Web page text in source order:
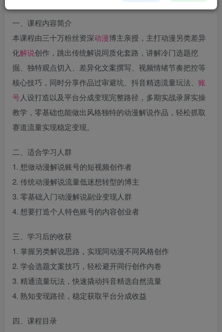
一、课程内容简介
本课程由三十万粉丝资深动漫博主亲授，主打动漫另类差异
化解说创作，跳出传统解说同质化套路，讲解冷门选题挖
掘、独特观点切入、差异化文案撰写、视频情绪节奏把控等
核心技巧，同时分享作品过审避坑、抖音精选流量玩法、 账
号 人设打造以及平台分成变现完整路径，多期实战录屏实操
教学，零基础也能做出风格独特的动漫解说作品，轻松抓取
赛道流量实现稳定变现。
二、适合学习人群
1. 想做动漫解说账号的短视频创作者
2. 传统动漫解说流量低迷想转型的博主
3. 零基础入门动漫解说副业变现人群
4. 想要打造个人特色账号的内容创业者
三、学习后的收获
1. 掌握另类解说思路，实现同动漫不同风格创作
2. 学会选题文案技巧，轻松避开同行创作内卷
3. 精通流量玩法，快速撬动抖音精选自然流量
4. 熟知变现路径，稳定获取平台分成收益
四、课程目录